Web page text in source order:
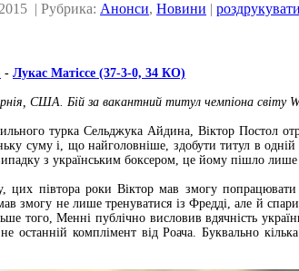
| Рубрика: Анонси, Новини | роздрукувати
- Лукас Матіссе (37-3-0, 34 КО)
США. Бій за вакантний титул чемпіона світу
турка Сельджука Айдина, Віктор Постол
суму і, що найголовніше, здобути титул в
з українським боксером, це йому пішло лише
цих півтора роки Віктор мав змогу
змогу не лише тренуватися із Фредді, але й
того, Менні публічно висловив вдячність
останній комплімент від Роача. Буквально